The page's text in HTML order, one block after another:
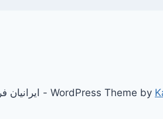
© 2026 ایرانیان فرانسه - WordPress Theme by